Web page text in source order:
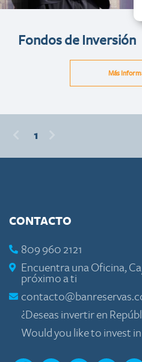
Fondos de Inversión
Más
1
CONTACTO
809 960 2121
Encuentra una Oficina,
próximo a ti
¿Deseas invertir en
Would you like to invest